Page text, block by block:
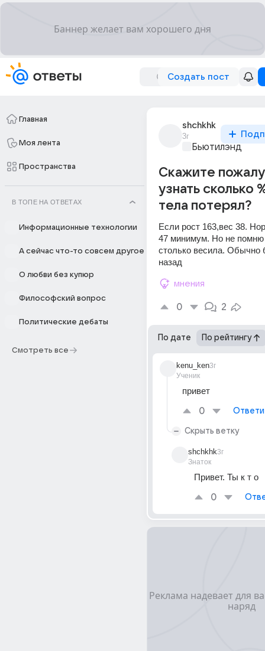
Создать пост
Главная
Моя лента
Пространства
В ТОПЕ НА ОТВЕТАХ
Информационные технологии
А сейчас что-то совсем другое
О любви без купюр
Философский вопрос
Политические дебаты
Смотреть все
shchkhk
3г
Бьютилэнд
Скажите
узнать сколько
тела потерял?
Если рост 163,вес 38.
47 минимум. Но не
столько весила. Обычно
назад
мнения
0 2
По дате По рейтингу
kenu_ken
Ученик
3г
привет
0
Скрыть ветку
shchkhk
Знаток
3г
Привет. Ты к т о
0